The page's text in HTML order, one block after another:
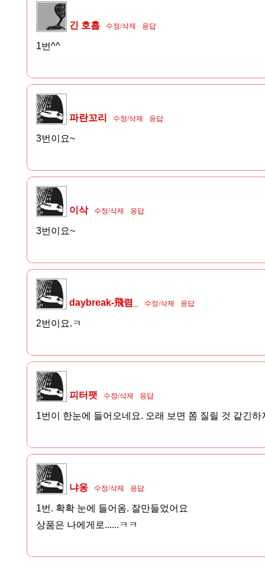
긴 호흡 수정/삭제 응답
1번^^
파란꼬리 수정/삭제 응답
3번이요~
이삭 수정/삭제 응답
3번이요~
daybreak-飛렴_ 수정/삭제 응답
2번이요.ㅋ
피터팻 수정/삭제 응답
1번이 한눈에 들어오네요. 오래 보면 쫌 질릴 것 같긴하
냐옹 수정/삭제 응답
1번. 확확 눈에 들어옴. 잘만들었어요
상품은 나에게로......ㅋㅋ